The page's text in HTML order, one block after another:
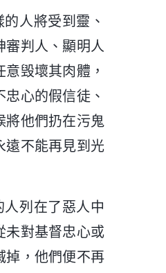
人將受到靈、
審判人、顯明人
毁壞其肉體，
心的假信徒、
將他們扔在污鬼
遠不能再見到光
列在了惡人中
未對基督忠心或
掉，他們便不再